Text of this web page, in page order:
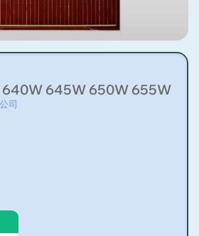
640W 645W 650W 655W
司